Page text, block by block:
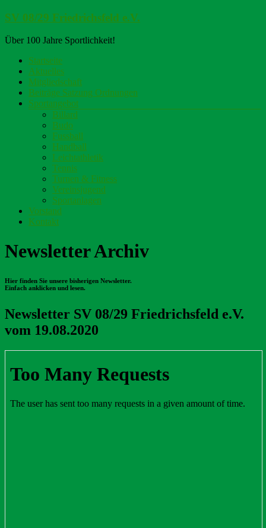
Zum
springen
SV 08/29 Friedrichsfeld e.V.
Über 100 Jahre Sportlichkeit!
Menü
Startseite
Aktuelles
Mitgliedschaft
Beiträge Satzung Ordnungen
Sportangebot
Billard
Budo
Fussball
Handball
Leichtathletik
Tennis
Turnen & Fitness
Vereinsjugend
Sportanlagen
Vorstand
Kontakt
Newsletter Archiv
Hier finden Sie unsere bisherigen Newsletter.
Einfach anklicken und lesen.
Newsletter SV 08/29 Friedrichsfeld e.V.
vom 19.08.2020